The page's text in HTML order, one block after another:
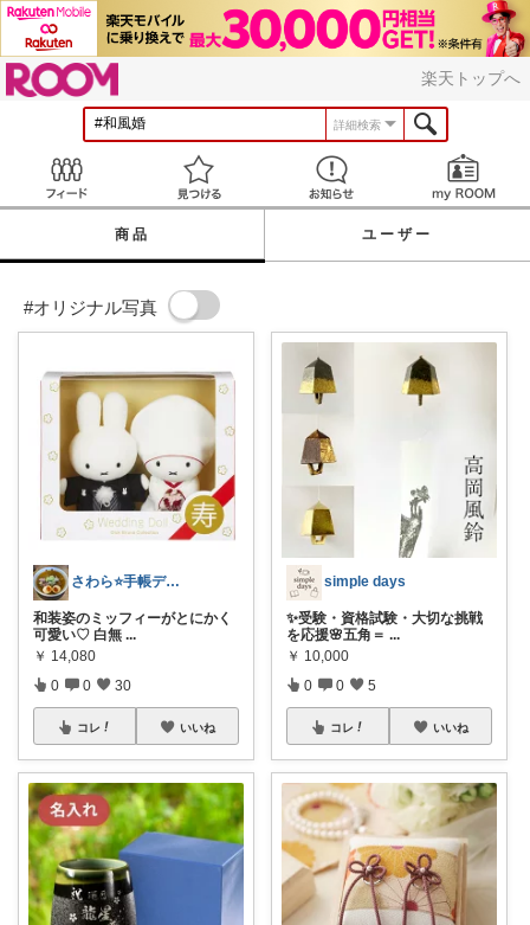
楽天トップへ
詳細検索
見つける お知らせ
商品 ユーザー
#オリジナル写真
さわら⭐手帳デコと読書好き
和装姿のミッフィーがとにかく
可愛い♡ 白無 ...
￥ 14,080
0 0 30
コレ いいね
simple days
✨受験・資格試験・大切な挑戦
を応援🌸五角＝ ...
￥ 10,000
0 0 5
コレ いいね